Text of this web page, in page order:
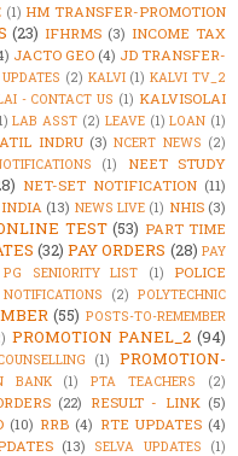
(1) HM TRANSFER-PROMOTION
(23) IFHRMS (3) INCOME TAX
JACTO GEO (4) JD TRANSFER-
(2) KALVI (1) KALVI TV_2
- CONTACT US (1) KALVISOLAI
LAB ASST (2) LEAVE (1) LOAN (1)
INDRU (3) NCERT NEWS (2)
(1)
NEET STUDY
NET-SET NOTIFICATION (11)
(13) NEWS LIVE (1) NHIS (3)
TEST (53) PART TIME
(32) PAY ORDERS (28) PAY
PG SENIORITY LIST (1)
POLICE
(2) POLYTECHNIC
(55) POSTS-TO-REMEMBER
PROMOTION PANEL_2 (94)
(1)
PROMOTION-
BANK (1) PTA TEACHERS
(2)
(22) RESULT - LINK (5)
(10) RRB (4) RTE UPDATES (4)
(13) SELVA UPDATES
(1)